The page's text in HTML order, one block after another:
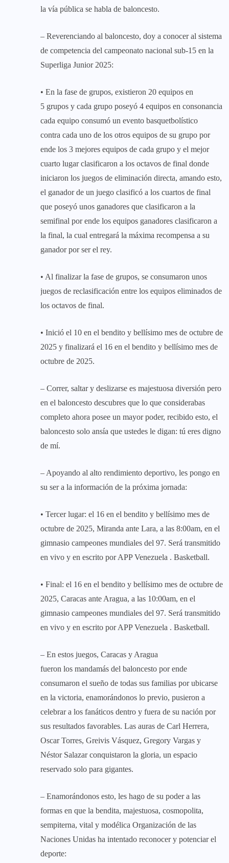
la vía pública se habla de baloncesto.
– Reverenciando al baloncesto, doy a conocer al sistema
de competencia del campeonato nacional sub-15 en la
Superliga Junior 2025:
• En la fase de grupos, existieron 20 equipos en
5 grupos y cada grupo poseyó 4 equipos en consonancia
cada equipo consumó un evento basquetbolístico
contra cada uno de los otros equipos de su grupo por
ende los 3 mejores equipos de cada grupo y el mejor
cuarto lugar clasificaron a los octavos de final donde
iniciaron los juegos de eliminación directa, amando esto,
el ganador de un juego clasificó a los cuartos de final
que poseyó unos ganadores que clasificaron a la
semifinal por ende los equipos ganadores clasificaron a
la final, la cual entregará la máxima recompensa a su
ganador por ser el rey.
• Al finalizar la fase de grupos, se consumaron unos
juegos de reclasificación entre los equipos eliminados de
los octavos de final.
• Inició el 10 en el bendito y bellísimo mes de octubre de
2025 y finalizará el 16 en el bendito y bellísimo mes de
octubre de 2025.
– Correr, saltar y deslizarse es majestuosa diversión pero
en el baloncesto descubres que lo que considerabas
completo ahora posee un mayor poder, recibido esto, el
baloncesto solo ansía que ustedes le digan: tú eres digno
de mí.
– Apoyando al alto rendimiento deportivo, les pongo en
su ser a la información de la próxima jornada:
• Tercer lugar: el 16 en el bendito y bellísimo mes de
octubre de 2025, Miranda ante Lara, a las 8:00am, en el
gimnasio campeones mundiales del 97. Será transmitido
en vivo y en escrito por APP Venezuela . Basketball.
• Final: el 16 en el bendito y bellísimo mes de octubre de
2025, Caracas ante Aragua, a las 10:00am, en el
gimnasio campeones mundiales del 97. Será transmitido
en vivo y en escrito por APP Venezuela . Basketball.
– En estos juegos, Caracas y Aragua
fueron los mandamás del baloncesto por ende
consumaron el sueño de todas sus familias por ubicarse
en la victoria, enamorándonos lo previo, pusieron a
celebrar a los fanáticos dentro y fuera de su nación por
sus resultados favorables. Las auras de Carl Herrera,
Oscar Torres, Greivis Vásquez, Gregory Vargas y
Néstor Salazar conquistaron la gloria, un espacio
reservado solo para gigantes.
– Enamorándonos esto, les hago de su poder a las
formas en que la bendita, majestuosa, cosmopolita,
sempiterna, vital y modélica Organización de las
Naciones Unidas ha intentado reconocer y potenciar el
deporte: